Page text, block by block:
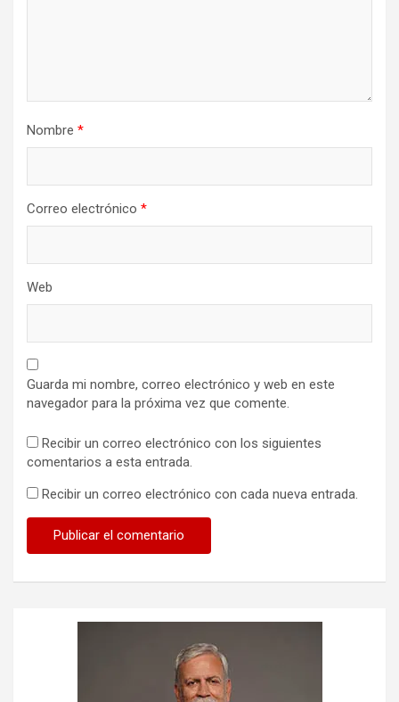
Nombre *
Correo electrónico *
Web
Guarda mi nombre, correo electrónico y web en este
navegador para la próxima vez que comente.
Recibir un correo electrónico con los siguientes
comentarios a esta entrada.
Recibir un correo electrónico con cada nueva entrada.